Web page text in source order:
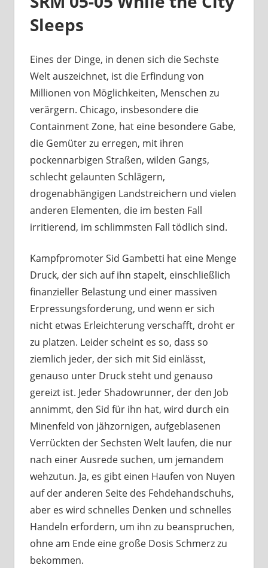
Sleeps
Eines der Dinge, in denen sich die Sechste
Welt auszeichnet, ist die Erfindung von
Millionen von Möglichkeiten, Menschen zu
verärgern. Chicago, insbesondere die
Containment Zone, hat eine besondere Gabe,
die Gemüter zu erregen, mit ihren
pockennarbigen Straßen, wilden Gangs,
schlecht gelaunten Schlägern,
drogenabhängigen Landstreichern und vielen
anderen Elementen, die im besten Fall
irritierend, im schlimmsten Fall tödlich sind.
Kampfpromoter Sid Gambetti hat eine Menge
Druck, der sich auf ihn stapelt, einschließlich
finanzieller Belastung und einer massiven
Erpressungsforderung, und wenn er sich
nicht etwas Erleichterung verschafft, droht er
zu platzen. Leider scheint es so, dass so
ziemlich jeder, der sich mit Sid einlässt,
genauso unter Druck steht und genauso
gereizt ist. Jeder Shadowrunner, der den Job
annimmt, den Sid für ihn hat, wird durch ein
Minenfeld von jähzornigen, aufgeblasenen
Verrückten der Sechsten Welt laufen, die nur
nach einer Ausrede suchen, um jemandem
wehzutun. Ja, es gibt einen Haufen von Nuyen
auf der anderen Seite des Fehdehandschuhs,
aber es wird schnelles Denken und schnelles
Handeln erfordern, um ihn zu beanspruchen,
ohne am Ende eine große Dosis Schmerz zu
bekommen.